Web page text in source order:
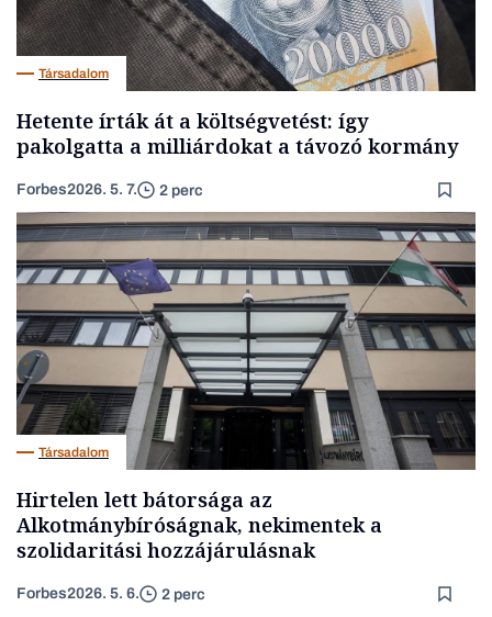
Társadalom
Hetente írták át a költségvetést: így
pakolgatta a milliárdokat a távozó kormány
Forbes2026. 5. 7. 2 perc
Társadalom
Hirtelen lett bátorsága az
Alkotmánybíróságnak, nekimentek a
szolidaritási hozzájárulásnak
Forbes2026. 5. 6. 2 perc